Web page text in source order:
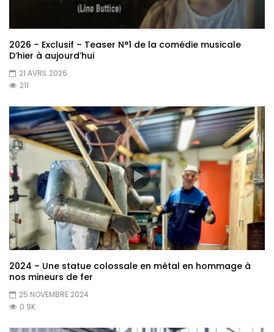
2026 – Exclusif – Teaser N°1 de la comédie musicale
D’hier à aujourd’hui
21 AVRIL 2026
211
2024 – Une statue colossale en métal en hommage à
nos mineurs de fer
25 NOVEMBRE 2024
0.9K